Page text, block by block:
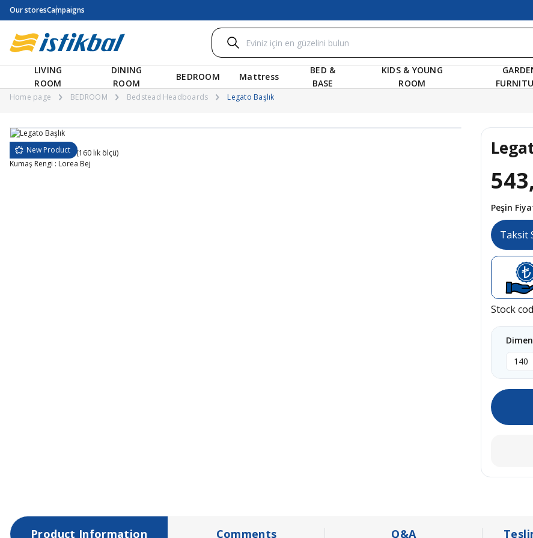
Our storesCampaigns
LIVING
ROOM
DINING
ROOM
BEDROOM Mattress
BED &
BASE
KIDS & YOUNG
ROOM
Home page BEDROOM Bedstead Headboards Legato Başlık
New Product
G 232cm Y 138cm (160 lık ölçü)
Kumaş Rengi : Lorea Bej
Peşin
Taksit
Stock
140
Product Information Comments Q&A